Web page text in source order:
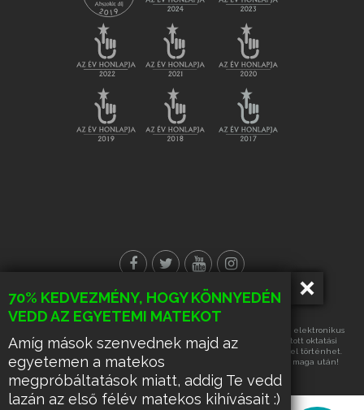
70% KEDVEZMÉNY, HOGY KÖNNYEDÉN
VEDD AZ EGYETEMI MATEKOT
Amíg mások szenvednek majd az
egyetemen a matekos
megpróbáltatások miatt, addig Te vedd
lazán az első félév matekos kihívásait :)
© Minden jog fenntartva!
Az oldalon található tartalmak részének vagy egészének másolása, elektronikus
úton történő tárolása vagy továbbítása, harmadik fél számára nyújtott oktatási
célra való hasznosítása kizárólag az üzemeltető írásos engedélyével történhet.
Ennek hiányában a felsorolt tevékenységek űzése büntetést von maga után!